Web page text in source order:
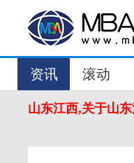
资讯 滚动
山东江西,关于山